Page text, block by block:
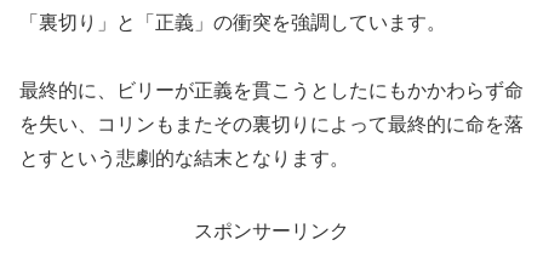
「裏切り」と「正義」の衝突を強調しています。
最終的に、ビリーが正義を貫こうとしたにもかかわらず命
を失い、コリンもまたその裏切りによって最終的に命を落
とすという悲劇的な結末となります。
スポンサーリンク